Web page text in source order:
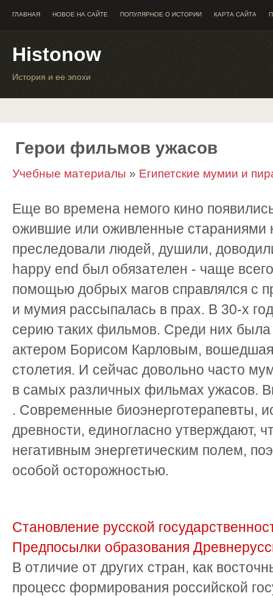
ГЛАВНАЯ НОВОЕ НА САЙТЕ ПОПУЛЯРНОЕ О ИСТОРИИ КАРТА САЙТА
Histonow
История и ее эпохи
Герои фильмов ужасов
Учебные материалы » Египетские мумии и
Еще во времена немого кино
ожившие или оживленные стараниями
преследовали людей, душили,
happy end был обязателен - чаще
помощью добрых магов справлялся с
и мумия рассыпалась в прах. В 30-х
серию таких фильмов. Среди них
актером Борисом Карловым,
столетия. И сейчас довольно часто
в самых различных фильмах ужасов.
. Современные биоэнерготерапевты,
древности, единогласно утверждают,
негативным энергетическим полем,
особой осторожностью.
Становление русской
Предпосылки образования
В отличие от других стран, как
процесс формирования российской